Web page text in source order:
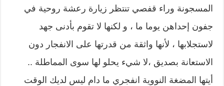
المسجونة وراء قفصي تنتظر زيارة رعشة روحية في
جفون إحداهن يوما ما ، و لكنها لا تقوم بأدنى جهد
لاستجلابها ، لأنها واثقة من قدرتها على الانفجار دون
الاستعانة بصديق ،لا شيء يحلو لها سوى المماطلة ..
أيتها المضغة النووية انفجري ما دام ليس لديك الوقت